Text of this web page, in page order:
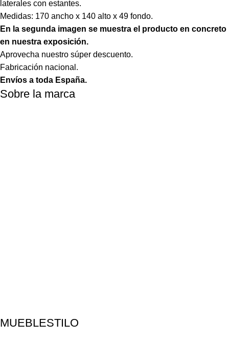
laterales con estantes.
Medidas: 170 ancho x 140 alto x 49 fondo.
En la segunda imagen se muestra el producto en concreto
en nuestra exposición.
Aprovecha nuestro súper descuento.
Fabricación nacional.
Envíos a toda España.
Sobre la marca
MUEBLESTILO